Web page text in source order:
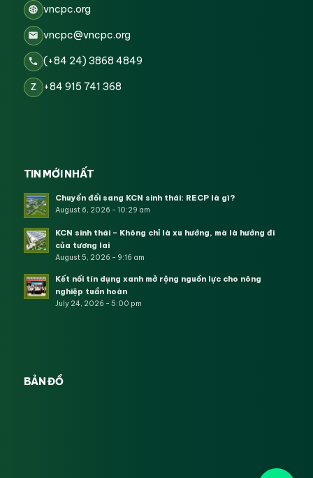
vncpc.org
vncpc@vncpc.org
(+84 24) 3868 4849
Z +84 915 741 368
TIN MỚI NHẤT
Chuyển đổi sang KCN sinh thái: RECP là gì?
August 6, 2026 - 10:29 am
KCN sinh thái – Không chỉ là xu hướng, mà là hướng đi
của tương lai
August 5, 2026 - 9:16 am
Kết nối tín dụng xanh mở rộng nguồn lực cho nông
nghiệp tuần hoàn
July 24, 2026 - 5:00 pm
BẢN ĐỒ